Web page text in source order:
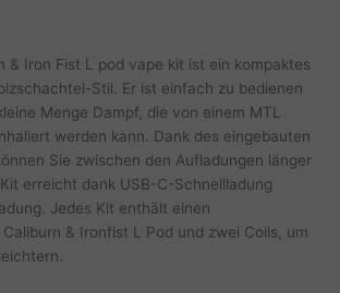
& Iron Fist L pod vape kit ist ein kompaktes
Stil. Er ist einfach zu bedienen
Menge Dampf, die von einem MTL
werden kann. Dank des eingebauten
Sie zwischen den Aufladungen länger
erreicht dank USB-C-Schnellladung
Jedes Kit enthält einen
& Ironfist L Pod und zwei Coils, um